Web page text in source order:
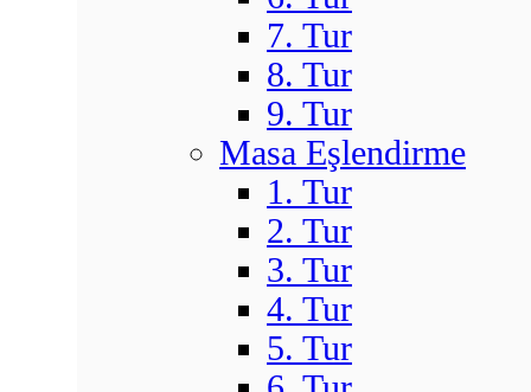
7. Tur
8. Tur
9. Tur
Masa Eşlendirme
1. Tur
2. Tur
3. Tur
4. Tur
5. Tur